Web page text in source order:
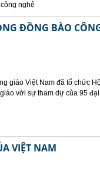
nghệ
ĐỒNG BÀO
giáo Việt Nam đã tổ chức
với sự tham dự của 95
VIỆT NAM